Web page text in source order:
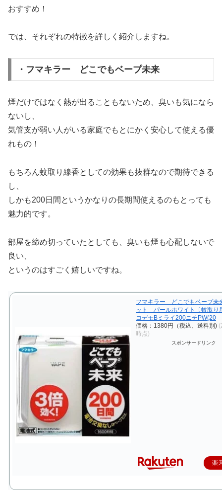
おすすめ！
では、それぞれの特徴を詳しく紹介しますね。
・フマキラー どこでもベープ未来
煙だけではなく熱が出ることもないため、臭いも気になら
ないし、
気管支が弱い人がいる家庭でもとにかく安心して使える優
れもの！
もちろん蚊取り線香としての効果も抜群なので期待できる
し、
しかも200日間というかなりの長期間使えるのもとっても
魅力的です。
部屋を締め切っていたとしても、臭いも煙も心配しないで
良い、
というのはすごく嬉しいですね。
フマキラー どこでもベープ未
ット パールホワイト〔蚊取
コデモBミライ200ニチPW(20
価格：1380円（税込、送料別)
時点)
スポンサードリンク
楽